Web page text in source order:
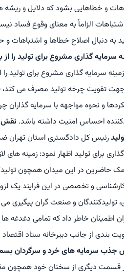
و خطاهایی بشود که دلایل و ریشه
الزاماً به معنای وقوع فساد
به دنبال اصلاح خطاها و اشتباهات
سرمایه گذاری مشروع برای تولید را
سرمایه گذاری مشروع برای تولید
تقویت چرخه تولید مصرف می کند،
و نحوه مواجهه با سرمایه گذاران
احساس امنیت داشته باشد.
رئیس کل دادگستری استان
برای تولید اظهار نمود: زمینه های
حاضرین در این میدان همچون
و تخصصی در این فرایند یک
تولیدکنندگان و صنعت گران پیگیری
اطمینان خاطر داد که تمامی
از جانب دبیرخانه ستاد اقتصاد
جذب سرمایه های خرد و سرگردان
قسمت دیگری از سخنان خود همچون